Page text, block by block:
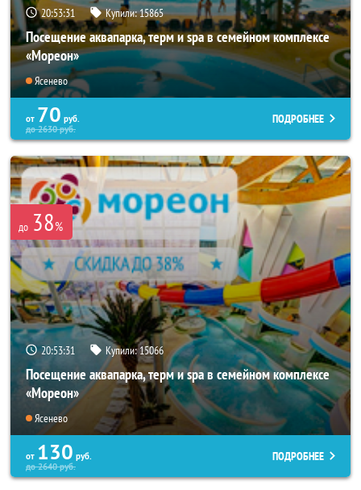
20:53:27 Купили:15865
Посещение аквапарка, терм и spa в семейном комплексе
«Мореон»
Ясенево
от 70 руб.
до2630руб.
ПОДРОБНЕЕ
до 38%
20:53:27 Купили:15066
Посещение аквапарка, терм и spa в семейном комплексе
«Мореон»
Ясенево
от 130 руб.
до2640руб.
ПОДРОБНЕЕ